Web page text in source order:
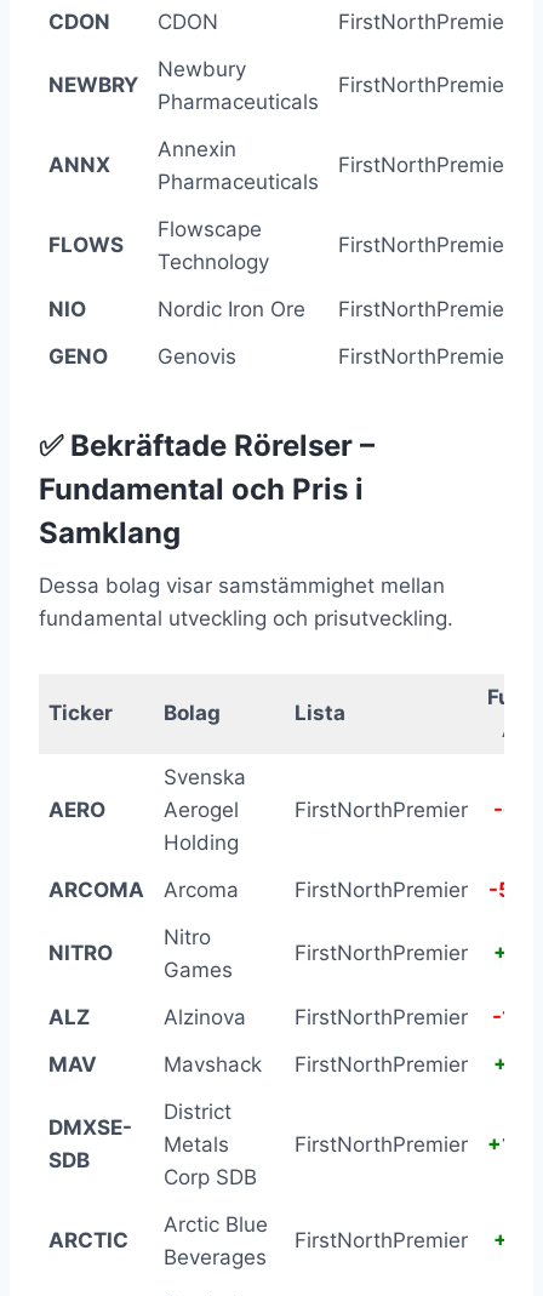
CDON CDON FirstNorthPremier
NEWBRY
Newbury
Pharmaceuticals
FirstNorthPremier
ANNX
Annexin
Pharmaceuticals
FirstNorthPremier
FLOWS
Flowscape
Technology
FirstNorthPremier
NIO Nordic Iron Ore FirstNorthPremier
GENO
Genovis FirstNorthPremier
✅ Bekräftade Rörelser –
Fundamental och Pris i
Samklang
Dessa bolag visar samstämmighet mellan
fundamental utveckling och prisutveckling.
Ticker Bolag Lista
Fund.
Δ 1v
AERO
Svenska
Aerogel
Holding
FirstNorthPremier -61.3
ARCOMA Arcoma FirstNorthPremier -52.3
NITRO
Nitro
Games
FirstNorthPremier +10.1
ALZ Alzinova FirstNorthPremier
-10.2
MAV
Mavshack FirstNorthPremier +13.1
DMXSE-
SDB
District
Metals
Corp SDB
FirstNorthPremier +14.6
ARCTIC
Arctic Blue
Beverages
FirstNorthPremier +10.1